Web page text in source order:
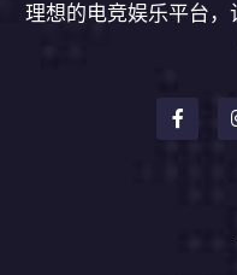
理想的电竞娱乐平台，